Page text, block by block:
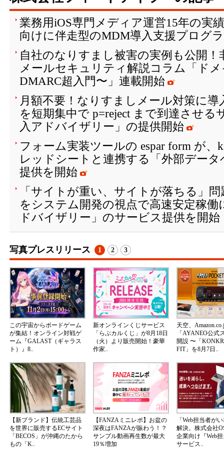
業務用iOS専門メディア運営15年の実
向けに伴走型のMDM導入支援プログ
自社のなりすまし被害の実例も公開
メールセキュリティ解説コラム「ド
DMARC超入門〜」連載開始
月額不要！なりすましメール対策に導
を短期集中で p=reject まで到達させる
入アドバイザリー」の提供開始
フォーム実装ツールの espar form が、
レッドシートと連携する「外部デー
提供を開始
「サイトが重い、サイトが落ちる」
をシステム開発の視点で高速安定稼働
ドバイザリー」のサービス提供を開始
写真プレスリリース 1 2 3
この宇宙からボードゲーム
が集結！オンライン対戦ゲ
ーム『GALAST（ギャラス
ト）』8..
新オンラインくじサービス
「らぶカルくじ」が8月18日
（火）より販売開始！豪華
作家..
天空、
「AYANEO公式
開設 〜「
FIT」を8月7日..
【新ブランド】伝統工芸品
を世界に販売するECサイト
「BECOS」が沖縄のたから
もの「K..
【FANZAミニレポ】お盆の
深夜はFANZAが賑わう！？
サンプル動画再生数が最大
19％増加
「Web担当者が
解決。株式会社
企業向け『Web
サービス..